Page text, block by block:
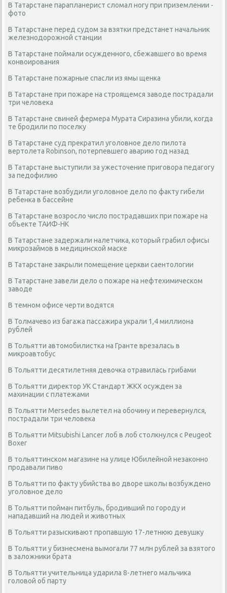
В Татарстане парапланерист сломал ногу при приземлении -
фото
В Татарстане перед судом за взятки предстанет начальник
железнодорожной станции
В Татарстане поймали осужденного, сбежавшего во время
конвоирования
В Татарстане пожарные спасли из ямы щенка
В Татарстане при пожаре на строящемся заводе пострадали
три человека
В Татарстане свиней фермера Мурата Сиразина убили, когда
те бродили по поселку
В Татарстане суд прекратил уголовное дело пилота
вертолета Robinson, потерпевшего аварию год назад
В Татарстане выступили за ужесточение приговора педагогу
за педофилию
В Татарстане возбудили уголовное дело по факту гибели
ребенка в бассейне
В Татарстане возросло число пострадавших при пожаре на
объекте ТАИФ-НК
В Татарстане задержали налетчика, который грабил офисы
микрозаймов в медицинской маске
В Татарстане закрыли помещение церкви саентологии
В Татарстане завели дело о пожаре на нефтехимическом
заводе
В темном офисе черти водятся
В Толмачево из багажа пассажира украли 1,4 миллиона
рублей
В Тольятти автомобилистка на Гранте врезалась в
микроавтобус
В Тольятти десятилетняя девочка отравилась грибами
В Тольятти директор УК Стандарт ЖКХ осужден за
махинации с платежами
В Тольятти Mersedes вылетел на обочину и перевернулся,
пострадали три человека
В Тольятти Mitsubishi Lancer лоб в лоб столкнулся с Peugeot
Boxer
В тольяттинском магазине на улице Юбилейной незаконно
продавали пиво
В Тольятти по факту убийства во дворе школы возбуждено
уголовное дело
В Тольятти пойман питбуль, бродивший по городу и
нападавший на людей и животных
В Тольятти разыскивают пропавшую 17-летнюю девушку
В Тольятти у бизнесмена вымогали 77 млн рублей за взятого
в заложники брата
В Тольятти учительница ударила 8-летнего мальчика
головой об парту